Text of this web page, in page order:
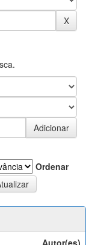
Ordenar
Autor(es)